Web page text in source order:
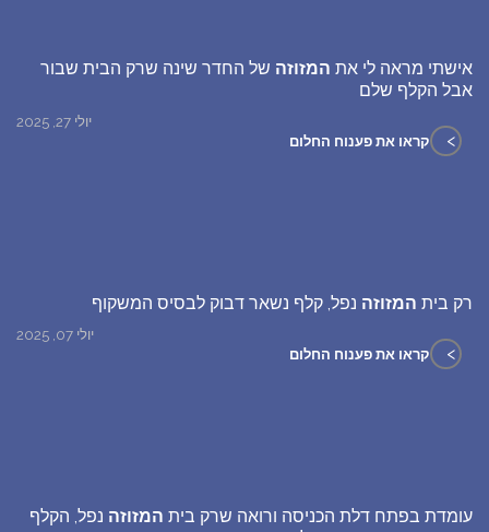
אישתי מראה לי את המזוזה של החדר שינה שרק הבית שבור
אבל הקלף שלם
יולי 27, 2025
> קראו את פענוח החלום
רק בית המזוזה נפל, קלף נשאר דבוק לבסיס המשקוף
יולי 07, 2025
> קראו את פענוח החלום
עומדת בפתח דלת הכניסה ורואה שרק בית המזוזה נפל, הקלף